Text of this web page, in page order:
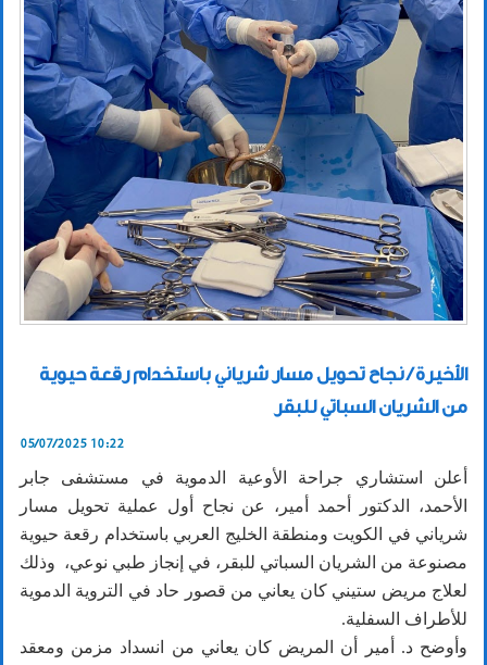
الأخيرة / نجاح تحويل مسار شرياني باستخدام رقعة حيوية
من الشريان السباتي للبقر
05/07/2025 10:22
أعلن استشاري جراحة الأوعية الدموية في مستشفى جابر
الأحمد، الدكتور أحمد أمير، عن نجاح أول عملية تحويل مسار
شرياني في الكويت ومنطقة الخليج العربي باستخدام رقعة حيوية
مصنوعة من الشريان السباتي للبقر، في إنجاز طبي نوعي، وذلك
لعلاج مريض ستيني كان يعاني من قصور حاد في التروية الدموية
للأطراف السفلية.
وأوضح د. أمير أن المريض كان يعاني من انسداد مزمن ومعقد